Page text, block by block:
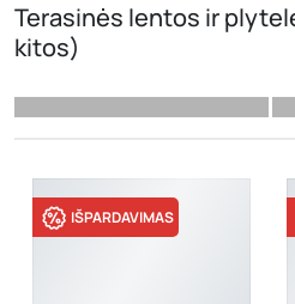
Terasinės lentos ir
kitos)
IŠPARDAVIMAS